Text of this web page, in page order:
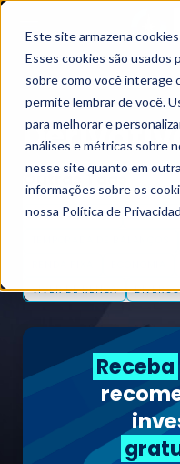
Este site armazena
Esses cookies são usados
sobre como você interage
permite lembrar de você.
para melhorar e
análises e métricas sobre
nesse site quanto em
informações sobre os
nossa Política de
Nord News Tags
Outras Tags
INVESTIMENTOS BOLSA
VIVER DE RENDA
Receba